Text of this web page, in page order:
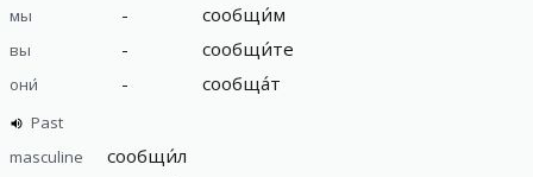
мы - сообщи́м
вы - сообщи́те
они́ - сообща́т
Past
masculine
сообщи́л